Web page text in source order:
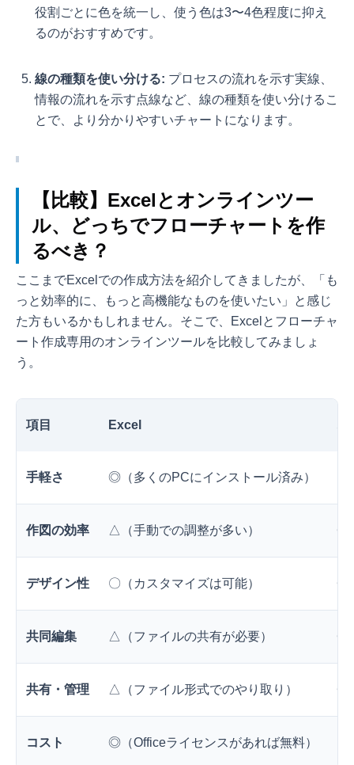
役割ごとに色を統一し、使う色は3〜4色程度に抑え
るのがおすすめです。
線の種類を使い分ける: プロセスの流れを示す実線、
情報の流れを示す点線など、線の種類を使い分けるこ
とで、より分かりやすいチャートになります。
【比較】Excelとオンラインツー
ル、どっちでフローチャートを作
るべき？
ここまでExcelでの作成方法を紹介してきましたが、「も
っと効率的に、もっと高機能なものを使いたい」と感じ
た方もいるかもしれません。そこで、Excelとフローチャ
ート作成専用のオンラインツールを比較してみましょ
う。
項目 Excel
手軽さ ◎（多くのPCにインストール済み）
作図の効率 △（手動での調整が多い） ◎
デザイン性 〇（カスタマイズは可能） ◎
共同編集 △（ファイルの共有が必要） ◎
共有・管理 △（ファイル形式でのやり取り） ◎
コスト ◎（Officeライセンスがあれば無料）